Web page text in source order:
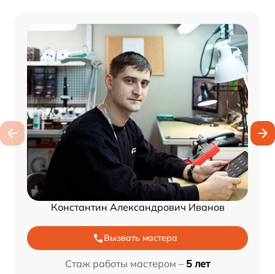
Константин Александрович Иванов
Вызвать мастера
Стаж работы мастером – 5 лет